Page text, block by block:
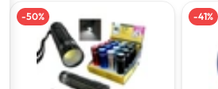
-50% -41%